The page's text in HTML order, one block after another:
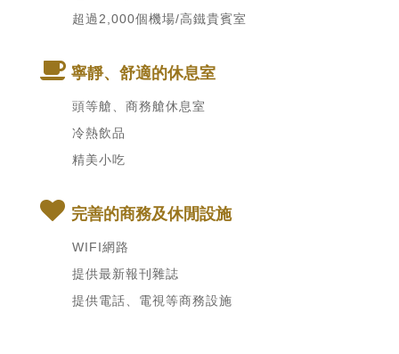
超過2,000個機場/高鐵貴賓室
寧靜、舒適的休息室
頭等艙、商務艙休息室
冷熱飲品
精美小吃
完善的商務及休閒設施
WIFI網路
提供最新報刊雜誌
提供電話、電視等商務設施